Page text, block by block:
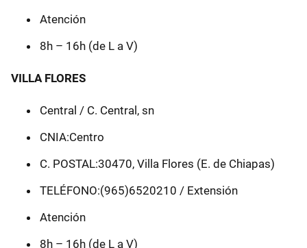
Atención
8h – 16h (de L a V)
VILLA FLORES
Central / C. Central, sn
CNIA:Centro
C. POSTAL:30470, Villa Flores (E. de Chiapas)
TELÉFONO:(965)6520210 / Extensión
Atención
8h – 16h (de L a V)